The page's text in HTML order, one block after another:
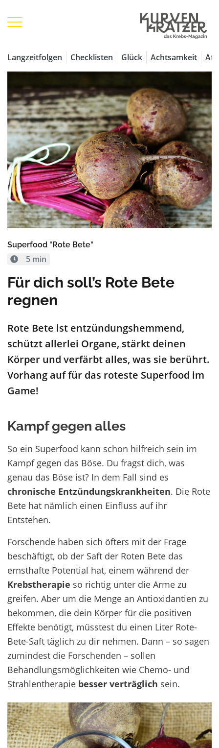
Langzeitfolgen Checklisten Glück Achtsamkeit
Superfood "Rote Bete"
5 min
Für dich soll’s Rote Bete
regnen
Rote Bete ist entzündungshemmend,
schützt allerlei Organe, stärkt deinen
Körper und verfärbt alles, was sie berührt.
Vorhang auf für das roteste Superfood im
Game!
Kampf gegen alles
So ein Superfood kann schon hilfreich sein im
Kampf gegen das Böse. Du fragst dich, was
genau das Böse ist? In dem Fall sind es
chronische Entzündungskrankheiten. Die Rote
Bete hat nämlich einen Einfluss auf ihr
Entstehen.
Forschende haben sich öfters mit der Frage
beschäftigt, ob der Saft der Roten Bete das
ernsthafte Potential hat, einem während der
Krebstherapie so richtig unter die Arme zu
greifen. Aber um die Menge an Antioxidantien zu
bekommen, die dein Körper für die positiven
Effekte benötigt, müsstest du einen Liter Rote-
Bete-Saft täglich zu dir nehmen. Dann – so sagen
zumindest die Forschenden – sollen
Behandlungsmöglichkeiten wie Chemo- und
Strahlentherapie besser verträglich sein.